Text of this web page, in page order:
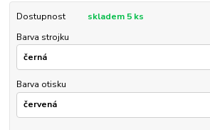
Dostupnost
skladem 5 ks
Barva strojku
Barva otisku